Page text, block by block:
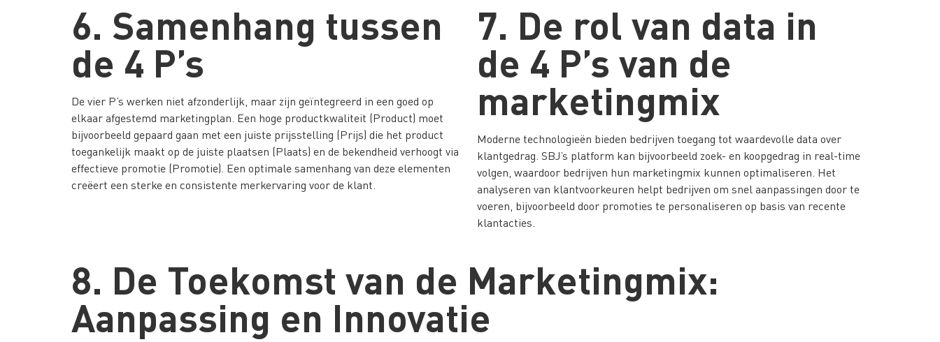
6. Samenhang tussen
de 4 P’s
De vier P’s werken niet afzonderlijk, maar zijn geïntegreerd in een goed op
elkaar afgestemd marketingplan. Een hoge productkwaliteit (Product) moet
bijvoorbeeld gepaard gaan met een juiste prijsstelling (Prijs) die het product
toegankelijk maakt op de juiste plaatsen (Plaats) en de bekendheid verhoogt via
effectieve promotie (Promotie). Een optimale samenhang van deze elementen
creëert een sterke en consistente merkervaring voor de klant.
7. De rol van data in
de 4 P’s van de
marketingmix
Moderne technologieën bieden bedrijven toegang tot waardevolle data over
klantgedrag. SBJ’s platform kan bijvoorbeeld zoek- en koopgedrag in real-time
volgen, waardoor bedrijven hun marketingmix kunnen optimaliseren. Het
analyseren van klantvoorkeuren helpt bedrijven om snel aanpassingen door te
voeren, bijvoorbeeld door promoties te personaliseren op basis van recente
klantacties.
8. De Toekomst van de Marketingmix:
Aanpassing en Innovatie